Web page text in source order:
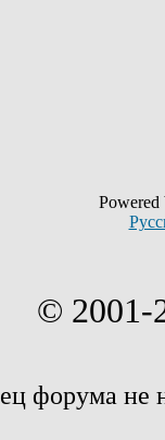
© 2001-
форума не